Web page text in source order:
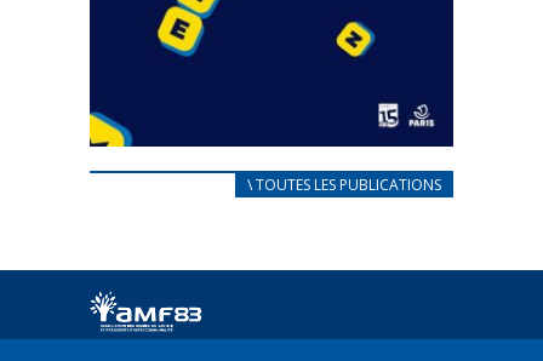
CARNET D’ACCUEIL
Afin d’accompagner au mieux les réfugiés
FEUILLETER
\ TOUTES LES PUBLICATIONS